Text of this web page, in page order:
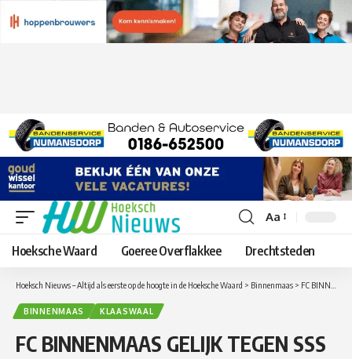
Lettergrootte
aanpassen
Aa
Hoeksche Waard Goeree Overflakkee Drechtsteden
Hoeksch Nieuws – Altijd als eerste op de hoogte in de Hoeksche Waard > Binnenmaas > FC BINNENMAAS GELIJK TEGEN SSS
BINNENMAAS KLAASWAAL
FC BINNENMAAS GELIJK TEGEN SSS